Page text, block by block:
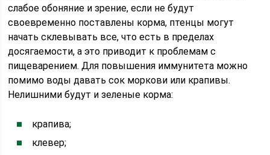
слабое обоняние и зрение, если не будут
своевременно поставлены корма, птенцы могут
начать склевывать все, что есть в пределах
досягаемости, а это приводит к проблемам с
пищеварением. Для повышения иммунитета можно
помимо воды давать сок моркови или крапивы.
Нелишними будут и зеленые корма:
крапива;
клевер;